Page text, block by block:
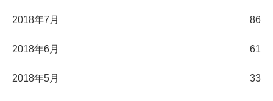
2018年7月 86
2018年6月 61
2018年5月 33